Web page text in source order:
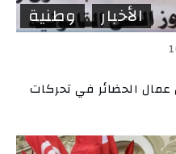
الأخبار وطنية
يدخل عمال الحضائر في تحركات